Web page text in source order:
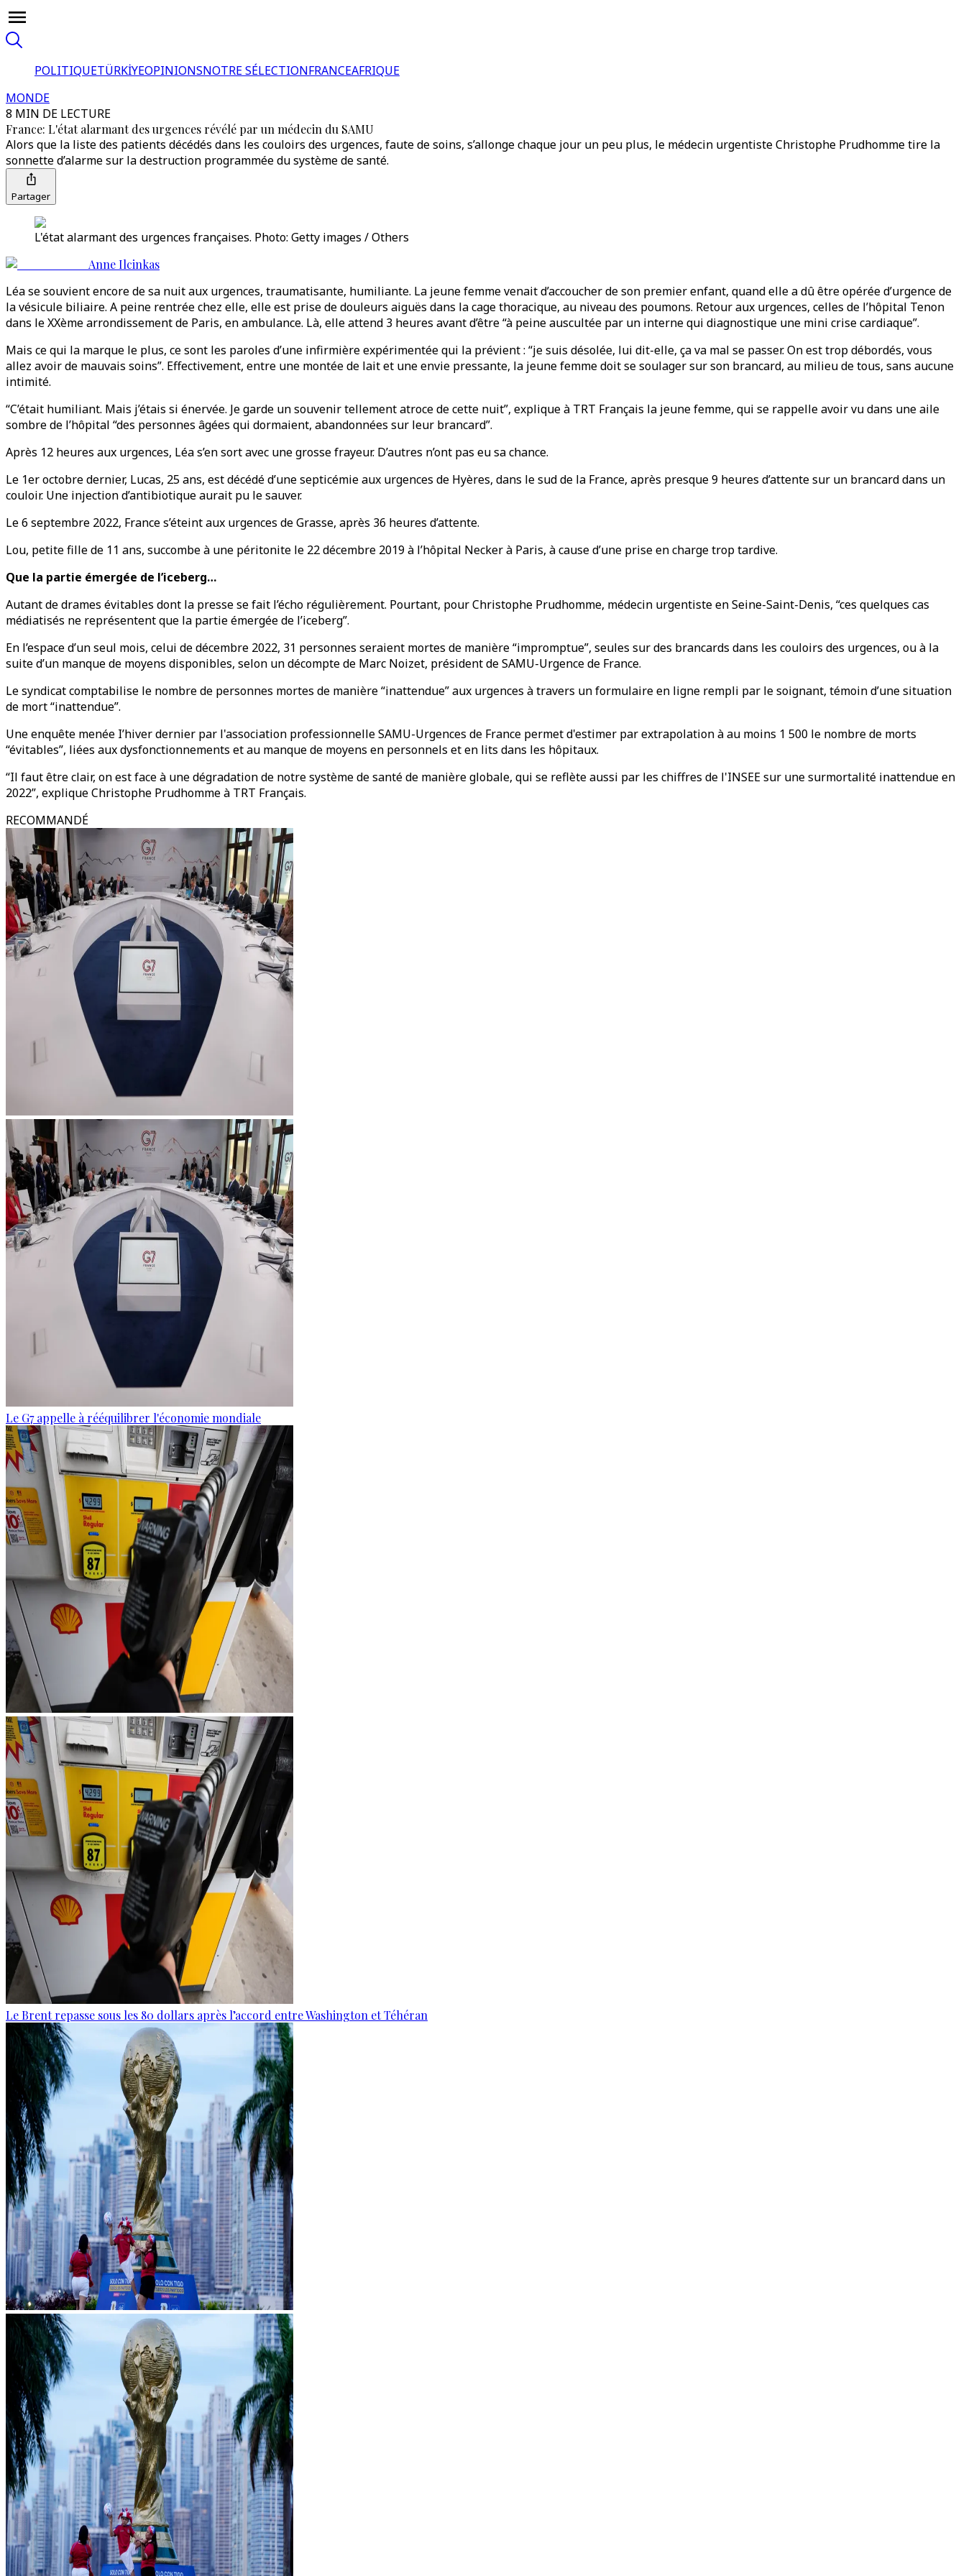
POLITIQUETÜRKİYEOPINIONSNOTRE SÉLECTIONFRANCEAFRIQUE
MONDE
8 MIN DE LECTURE
France: L'état alarmant des urgences révélé par un médecin du SAMU
Alors que la liste des patients décédés dans les couloirs des urgences, faute de soins, s’allonge chaque jour un peu plus, le médecin urgentiste Christophe Prudhomme tire la
sonnette d’alarme sur la destruction programmée du système de santé.
Partager
L'état alarmant des urgences françaises. Photo: Getty images / Others
Anne Ilcinkas
Léa se souvient encore de sa nuit aux urgences, traumatisante, humiliante. La jeune femme venait d’accoucher de son premier enfant, quand elle a dû être opérée d’urgence de
la vésicule biliaire. A peine rentrée chez elle, elle est prise de douleurs aiguës dans la cage thoracique, au niveau des poumons. Retour aux urgences, celles de l’hôpital Tenon
dans le XXème arrondissement de Paris, en ambulance. Là, elle attend 3 heures avant d’être “à peine auscultée par un interne qui diagnostique une mini crise cardiaque”.
Mais ce qui la marque le plus, ce sont les paroles d’une infirmière expérimentée qui la prévient : “je suis désolée, lui dit-elle, ça va mal se passer. On est trop débordés, vous
allez avoir de mauvais soins”. Effectivement, entre une montée de lait et une envie pressante, la jeune femme doit se soulager sur son brancard, au milieu de tous, sans aucune
intimité.
“C’était humiliant. Mais j’étais si énervée. Je garde un souvenir tellement atroce de cette nuit”, explique à TRT Français la jeune femme, qui se rappelle avoir vu dans une aile
sombre de l’hôpital “des personnes âgées qui dormaient, abandonnées sur leur brancard”.
Après 12 heures aux urgences, Léa s’en sort avec une grosse frayeur. D’autres n’ont pas eu sa chance.
Le 1er octobre dernier, Lucas, 25 ans, est décédé d’une septicémie aux urgences de Hyères, dans le sud de la France, après presque 9 heures d’attente sur un brancard dans un
couloir. Une injection d’antibiotique aurait pu le sauver.
Le 6 septembre 2022, France s’éteint aux urgences de Grasse, après 36 heures d’attente.
Lou, petite fille de 11 ans, succombe à une péritonite le 22 décembre 2019 à l’hôpital Necker à Paris, à cause d’une prise en charge trop tardive.
Que la partie émergée de l’iceberg…
Autant de drames évitables dont la presse se fait l’écho régulièrement. Pourtant, pour Christophe Prudhomme, médecin urgentiste en Seine-Saint-Denis, “ces quelques cas
médiatisés ne représentent que la partie émergée de l’iceberg”.
En l’espace d’un seul mois, celui de décembre 2022, 31 personnes seraient mortes de manière “impromptue”, seules sur des brancards dans les couloirs des urgences, ou à la
suite d’un manque de moyens disponibles, selon un décompte de Marc Noizet, président de SAMU-Urgence de France.
Le syndicat comptabilise le nombre de personnes mortes de manière “inattendue” aux urgences à travers un formulaire en ligne rempli par le soignant, témoin d’une situation
de mort “inattendue”.
Une enquête menée I’hiver dernier par l'association professionnelle SAMU-Urgences de France permet d'estimer par extrapolation à au moins 1 500 le nombre de morts
“évitables”, liées aux dysfonctionnements et au manque de moyens en personnels et en lits dans les hôpitaux.
“Il faut être clair, on est face à une dégradation de notre système de santé de manière globale, qui se reflète aussi par les chiffres de l'INSEE sur une surmortalité inattendue en
2022”, explique Christophe Prudhomme à TRT Français.
RECOMMANDÉ
Le G7 appelle à rééquilibrer l'économie mondiale
Le Brent repasse sous les 80 dollars après l’accord entre Washington et Téhéran